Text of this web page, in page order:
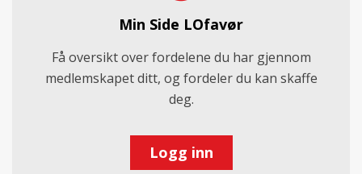
Min Side LOfavør
Få oversikt over fordelene du har gjennom
medlemskapet ditt, og fordeler du kan skaffe
deg.
Logg inn